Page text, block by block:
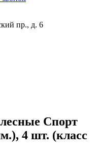
пр., д. 6
Спорт
4 шт. (класс